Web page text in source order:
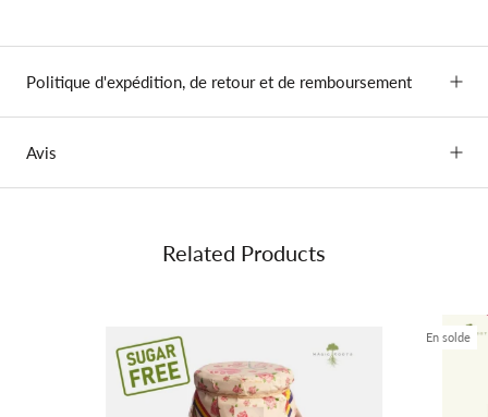
Politique d'expédition, de retour et de remboursement
Avis
Related Products
En solde